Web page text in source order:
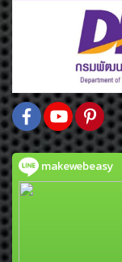
makewebeasy